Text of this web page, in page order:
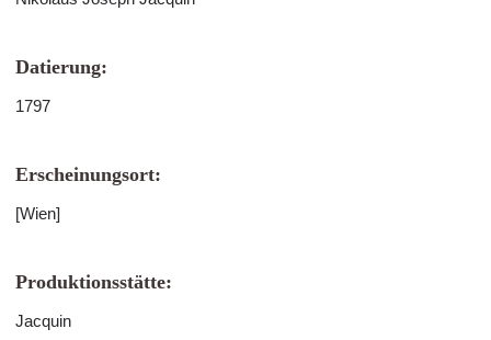
Datierung:
1797
Erscheinungsort:
[Wien]
Produktionsstätte:
Jacquin